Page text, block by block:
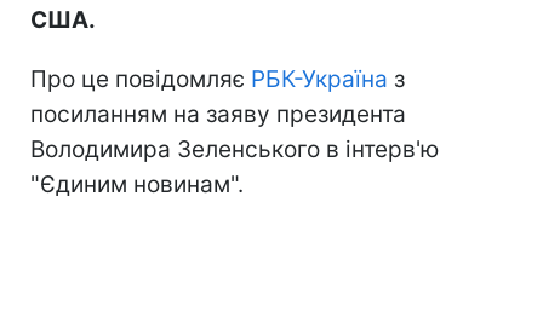
США.
Про це повідомляє РБК-Україна з
посиланням на заяву президента
Володимира Зеленського в інтерв'ю
"Єдиним новинам".